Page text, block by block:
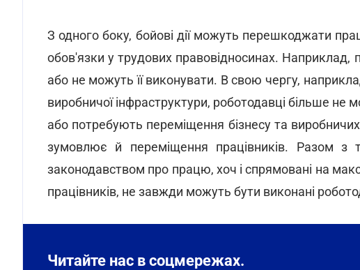
З одного боку, бойові дії можуть перешкоджати
обов'язки у трудових правовідносинах. Наприклад,
або не можуть її виконувати. В свою чергу,
виробничої інфраструктури, роботодавці більше не
або потребують переміщення бізнесу та
зумовлює й переміщення працівників. Разом з
законодавством про працю, хоч і спрямовані на
працівників, не завжди можуть бути виконані
Читайте нас в соцмережах.